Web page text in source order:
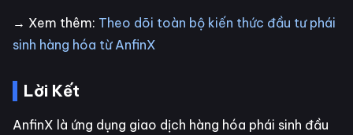
→ Xem thêm: Theo dõi toàn bộ kiến thức đầu tư phái
sinh hàng hóa từ AnfinX
Lời Kết
AnfinX là ứng dụng giao dịch hàng hóa phái sinh đầu